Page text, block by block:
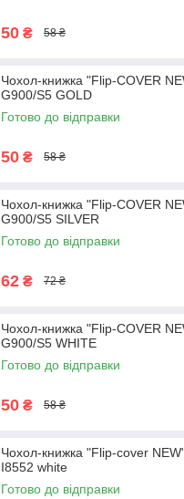
50 ₴ 58 ₴
Чохол-книжка "Flip-COVER
G900/S5 GOLD
Готово до відправки
50 ₴ 58 ₴
Чохол-книжка "Flip-COVER
G900/S5 SILVER
Готово до відправки
62 ₴ 72 ₴
Чохол-книжка "Flip-COVER
G900/S5 WHITE
Готово до відправки
50 ₴ 58 ₴
Чохол-книжка "Flip-cover
I8552 white
Готово до відправки